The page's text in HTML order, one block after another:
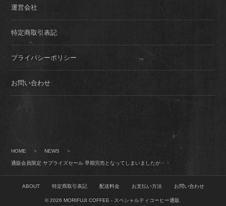
運営会社
特定商取引表記
プライバシーポリシー
お問い合わせ
HOME > NEWS >
通販会員限定 サプライズセール 早期完売となってしまいましたが・・
ABOUT 特定商取引表記 配送料金 お支払い方法 お問い合わせ
© 2026 MORIFUJI COFFEE - スペシャルティコーヒー通販.